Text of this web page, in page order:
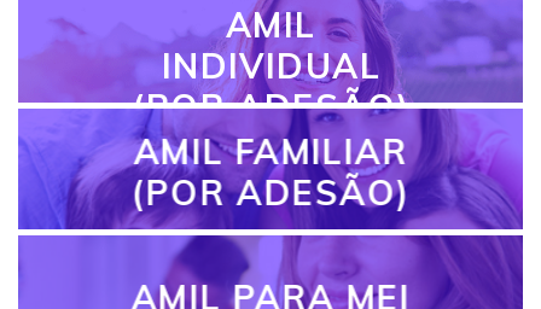
AMIL
INDIVIDUAL
(POR ADESÃO)
AMIL FAMILIAR
(POR ADESÃO)
AMIL PARA MEI